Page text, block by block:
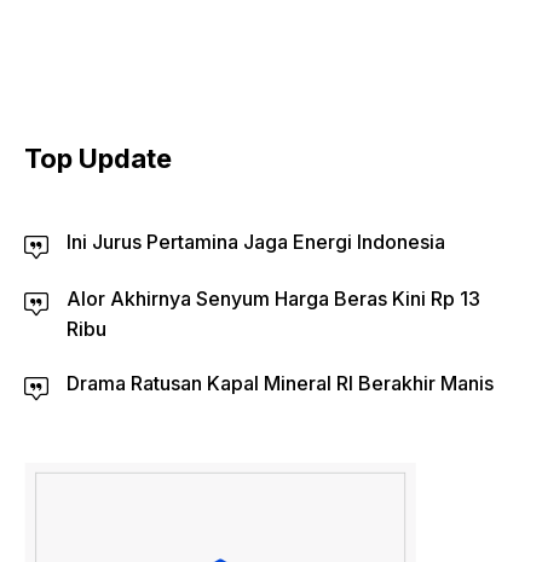
Top Update
Ini Jurus Pertamina Jaga Energi Indonesia
Alor Akhirnya Senyum Harga Beras Kini Rp 13
Ribu
Drama Ratusan Kapal Mineral RI Berakhir Manis